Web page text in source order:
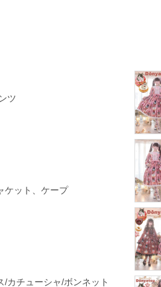
ツ
ケット、ケープ
/カチューシャ/ボンネット